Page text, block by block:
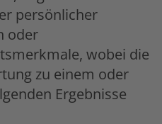
persönlicher
oder
wobei die
zu einem oder
Ergebnisse